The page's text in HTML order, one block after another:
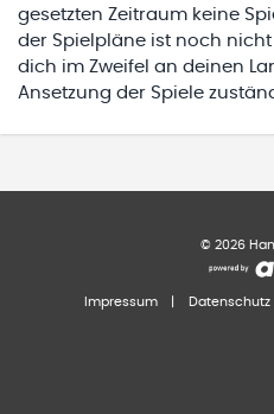
gesetzten Zeitraum keine
der Spielpläne ist noch
dich im Zweifel an deinen
Ansetzung der Spiele
© 2026
Impressum Datenschutz